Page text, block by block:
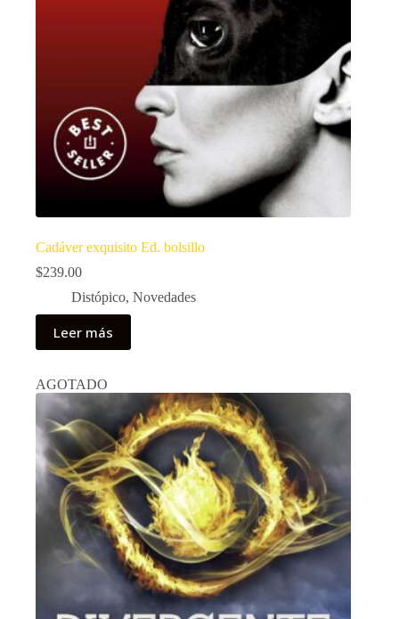
Cadáver exquisito Ed. bolsillo
$239.00
Distópico, Novedades
Leer más
AGOTADO